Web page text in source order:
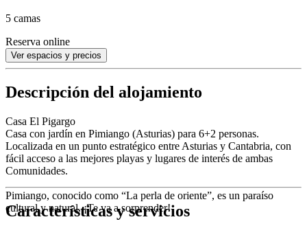
5 camas
Reserva online
Ver espacios y precios
Descripción del alojamiento
Casa El Pigargo
Casa con jardín en Pimiango (Asturias) para 6+2 personas.
Localizada en un punto estratégico entre Asturias y Cantabria, con
fácil acceso a las mejores playas y lugares de interés de ambas
Comunidades.
Pimiango, conocido como “La perla de oriente”, es un paraíso
cultural y natural. ¡Te va a sorprender!
Características y servicios